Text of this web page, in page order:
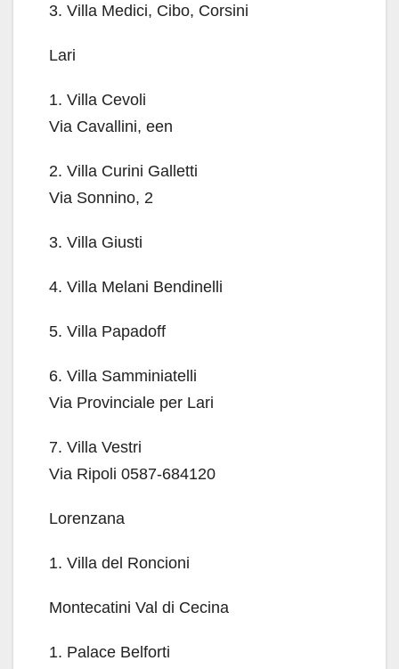
3. Villa Medici, Cibo, Corsini
Lari
1. Villa Cevoli
Via Cavallini, een
2. Villa Curini Galletti
Via Sonnino, 2
3. Villa Giusti
4. Villa Melani Bendinelli
5. Villa Papadoff
6. Villa Samminiatelli
Via Provinciale per Lari
7. Villa Vestri
Via Ripoli 0587-684120
Lorenzana
1. Villa del Roncioni
Montecatini Val di Cecina
1. Palace Belforti